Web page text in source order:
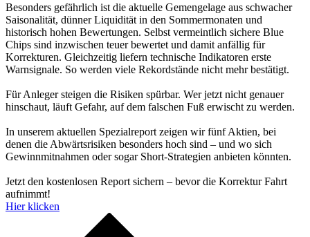
Besonders gefährlich ist die aktuelle Gemengelage aus schwacher
Saisonalität, dünner Liquidität in den Sommermonaten und
historisch hohen Bewertungen. Selbst vermeintlich sichere Blue
Chips sind inzwischen teuer bewertet und damit anfällig für
Korrekturen. Gleichzeitig liefern technische Indikatoren erste
Warnsignale. So werden viele Rekordstände nicht mehr bestätigt.
Für Anleger steigen die Risiken spürbar. Wer jetzt nicht genauer
hinschaut, läuft Gefahr, auf dem falschen Fuß erwischt zu werden.
In unserem aktuellen Spezialreport zeigen wir fünf Aktien, bei
denen die Abwärtsrisiken besonders hoch sind – und wo sich
Gewinnmitnahmen oder sogar Short-Strategien anbieten könnten.
Jetzt den kostenlosen Report sichern – bevor die Korrektur Fahrt
aufnimmt!
Hier klicken